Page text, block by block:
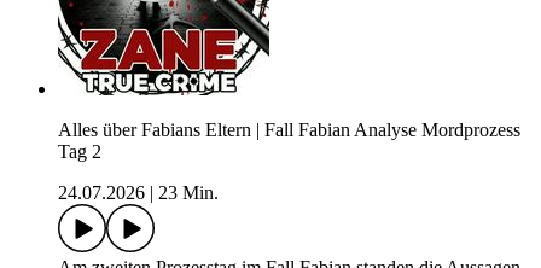
Alles über Fabians Eltern | Fall Fabian Analyse Mordprozess
Tag 2
24.07.2026
23 Min.